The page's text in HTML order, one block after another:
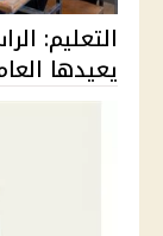
يعيدها